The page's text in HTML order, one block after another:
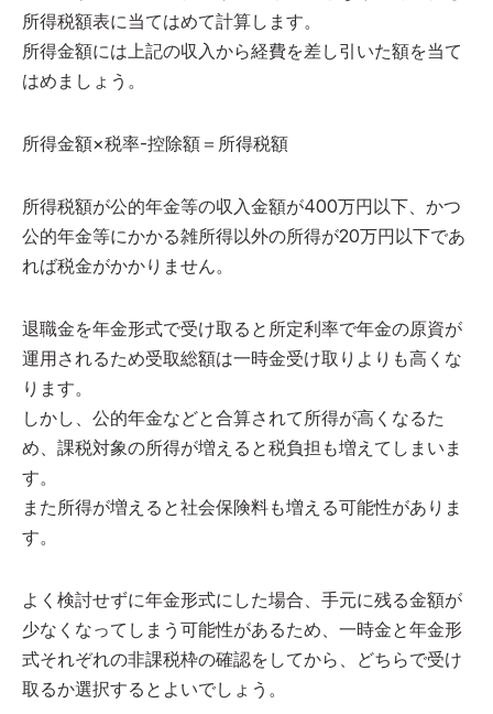
所得税額表に当てはめて計算します。
所得金額には上記の収入から経費を差し引いた額を当て
はめましょう。
所得金額×税率-控除額＝所得税額
所得税額が公的年金等の収入金額が400万円以下、かつ
公的年金等にかかる雑所得以外の所得が20万円以下であ
れば税金がかかりません。
退職金を年金形式で受け取ると所定利率で年金の原資が
運用されるため受取総額は一時金受け取りよりも高くな
ります。
しかし、公的年金などと合算されて所得が高くなるた
め、課税対象の所得が増えると税負担も増えてしまいま
す。
また所得が増えると社会保険料も増える可能性がありま
す。
よく検討せずに年金形式にした場合、手元に残る金額が
少なくなってしまう可能性があるため、一時金と年金形
式それぞれの非課税枠の確認をしてから、どちらで受け
取るか選択するとよいでしょう。